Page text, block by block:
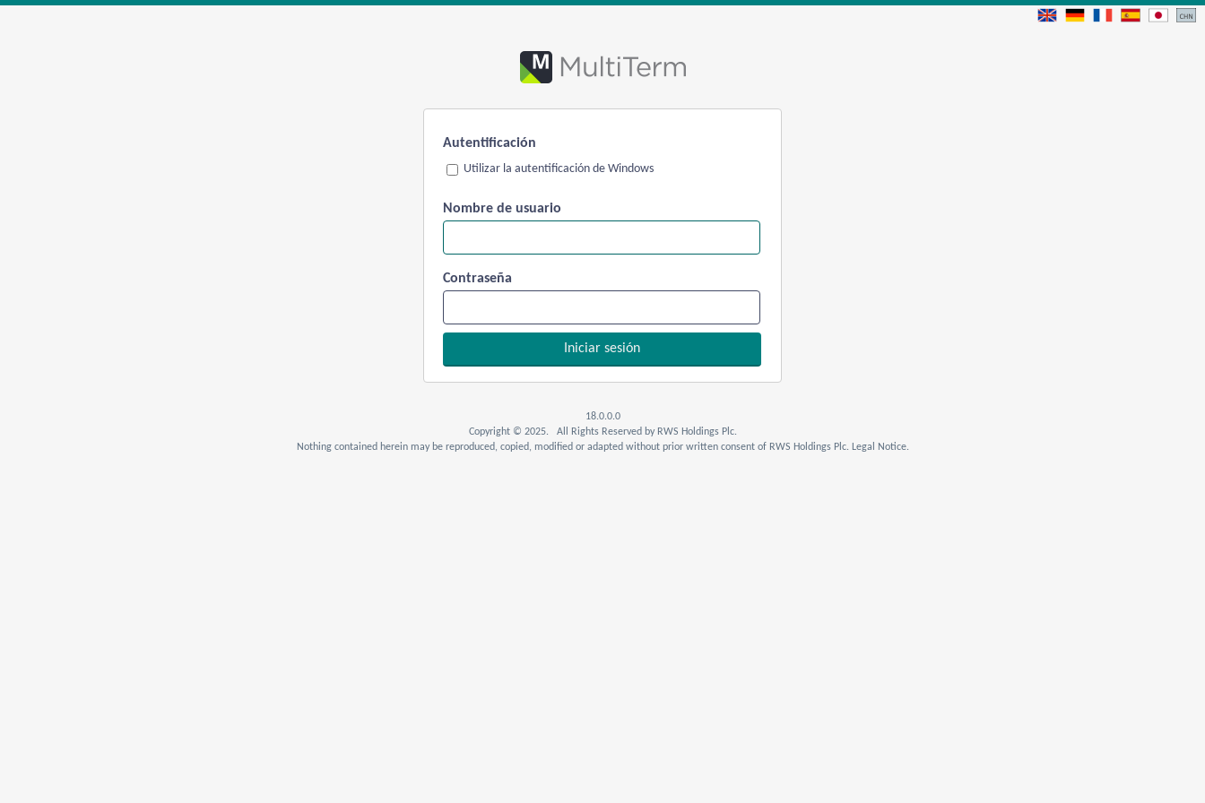
Autentificación
Utilizar la autentificación de Windows
Nombre de usuario
Contraseña
18.0.0.0
Copyright © 2025. All Rights Reserved by RWS Holdings Plc.
Nothing contained herein may be reproduced, copied, modified or adapted without prior written consent of RWS Holdings Plc. Legal Notice.